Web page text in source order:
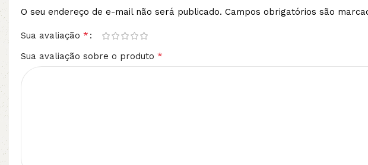
O seu endereço de e-mail não será publicado. Campos obrigatórios são
Sua avaliação *
Sua avaliação sobre o produto *